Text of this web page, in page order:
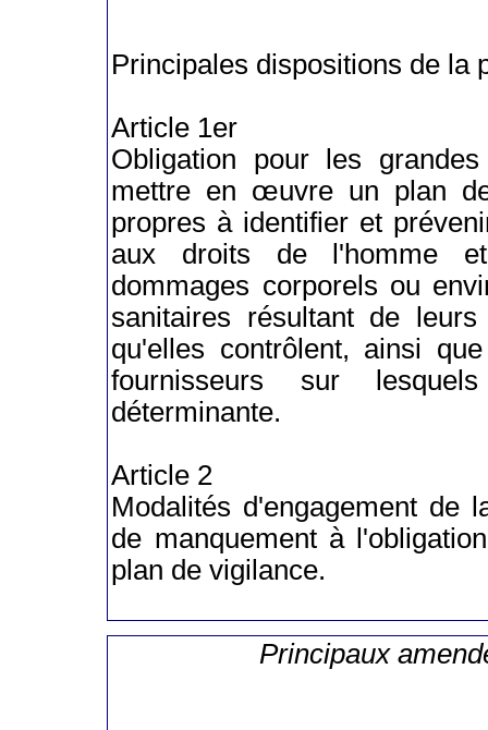
Principales dispositions de la
Article 1er
Obligation pour les
mettre en œuvre un plan
propres à identifier et
aux droits de l'homme
dommages corporels ou
sanitaires résultant de
qu'elles contrôlent, ainsi
fournisseurs sur
déterminante.
Article 2
Modalités d'engagement de
de manquement à
plan de vigilance.
Principaux